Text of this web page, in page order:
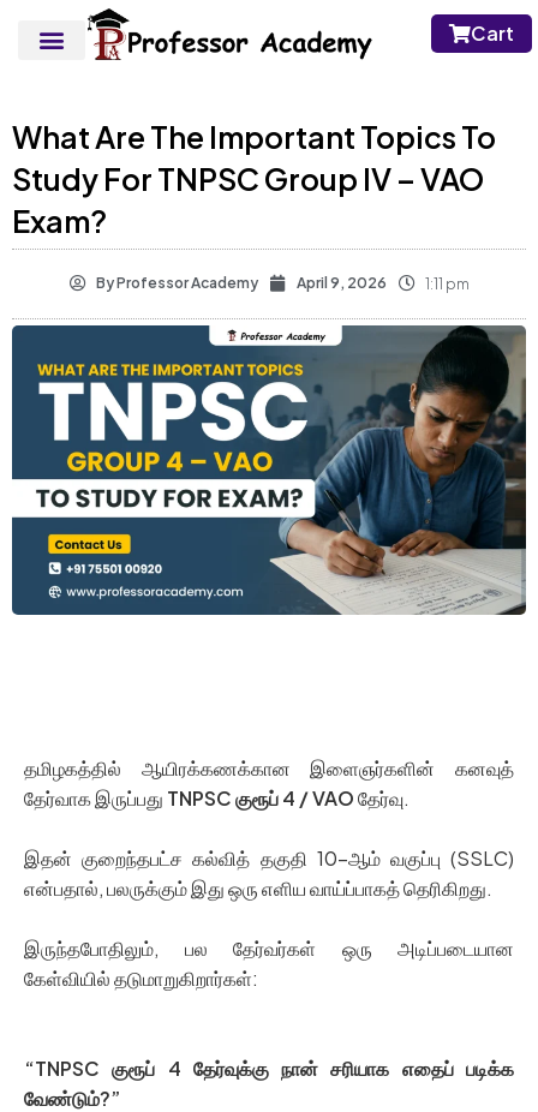
Cart
What Are The Important Topics To
Study For TNPSC Group IV – VAO
Exam?
ByProfessor Academy April 9, 2026 1:11 pm
தமிழகத்தில் ஆயிரக்கணக்கான இளைஞர்களின் கனவுத்
தேர்வாக இருப்பது TNPSC குரூப் 4 / VAOதேர்வு.
இதன் குறைந்தபட்ச கல்வித் தகுதி 10-ஆம் வகுப்பு (SSLC)
என்பதால், பலருக்கும் இது ஒரு எளிய வாய்ப்பாகத் தெரிகிறது.
இருந்தபோதிலும், பல தேர்வர்கள் ஒரு அடிப்படையான
கேள்வியில் தடுமாறுகிறார்கள்:
“TNPSC குரூப் 4 தேர்வுக்கு நான் சரியாக எதைப் படிக்க
வேண்டும்?”